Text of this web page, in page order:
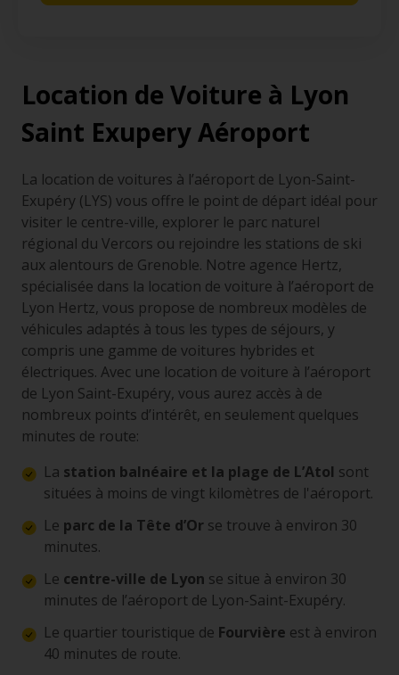
Location de Voiture à Lyon
Saint Exupery Aéroport
La location de voitures à l’aéroport de Lyon-Saint-
Exupéry (LYS) vous offre le point de départ idéal pour
visiter le centre-ville, explorer le parc naturel
régional du Vercors ou rejoindre les stations de ski
aux alentours de Grenoble. Notre agence Hertz,
spécialisée dans la location de voiture à l’aéroport de
Lyon Hertz, vous propose de nombreux modèles de
véhicules adaptés à tous les types de séjours, y
compris une gamme de voitures hybrides et
électriques. Avec une location de voiture à l’aéroport
de Lyon Saint-Exupéry, vous aurez accès à de
nombreux points d’intérêt, en seulement quelques
minutes de route:
La station balnéaire et la plage de L’Atol sont
situées à moins de vingt kilomètres de l'aéroport.
Le parc de la Tête d’Or se trouve à environ 30
minutes.
Le centre-ville de Lyon se situe à environ 30
minutes de l’aéroport de Lyon-Saint-Exupéry.
Le quartier touristique de Fourvière est à environ
40 minutes de route.